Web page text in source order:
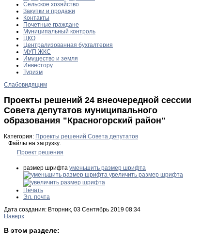
Сельское хозяйство
Закупки и продажи
Контакты
Почетные граждане
Муниципальный контроль
ЦКО
Централизованная бухгалтерия
МУП ЖКС
Имущество и земля
Инвестору
Туризм
Слабовидящим
Проекты решений 24 внеочередной сессии
Совета депутатов муниципального
образования "Красногорский район"
Категория: Проекты решений Совета депутатов
Файлы на загрузку:
Проект решения
размер шрифта уменьшить размер шрифта
увеличить размер шрифта
Печать
Эл. почта
Дата создания: Вторник, 03 Сентябрь 2019 08:34
Наверх
В этом разделе: